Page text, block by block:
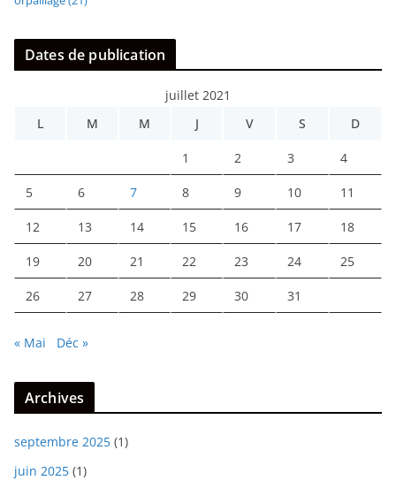
Dates de publication
juillet 2021
L
M M J V S D
1 2 3 4
5 6 7 8 9 10 11
12 13 14 15 16 17 18
19 20 21 22 23 24 25
26 27 28 29 30 31
« Mai Déc »
Archives
septembre 2025 (1)
juin 2025 (1)